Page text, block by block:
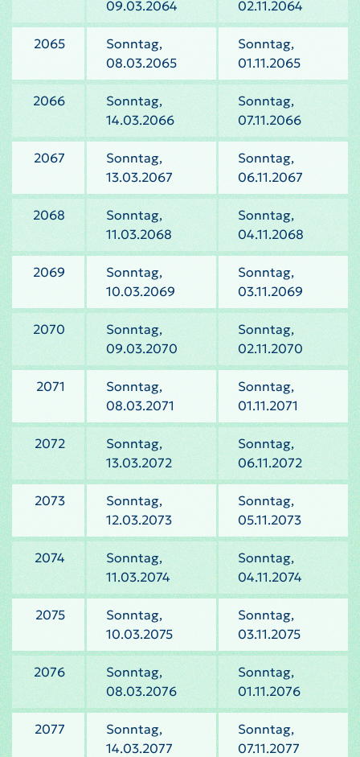
09.03.2064 02.11.2064
2065
Sonntag,
08.03.2065
Sonntag,
01.11.2065
2066
Sonntag,
14.03.2066
Sonntag,
07.11.2066
2067
Sonntag,
13.03.2067
Sonntag,
06.11.2067
2068
Sonntag,
11.03.2068
Sonntag,
04.11.2068
2069
Sonntag,
10.03.2069
Sonntag,
03.11.2069
2070
Sonntag,
09.03.2070
Sonntag,
02.11.2070
2071
Sonntag,
08.03.2071
Sonntag,
01.11.2071
2072
Sonntag,
13.03.2072
Sonntag,
06.11.2072
2073
Sonntag,
12.03.2073
Sonntag,
05.11.2073
2074
Sonntag,
11.03.2074
Sonntag,
04.11.2074
2075
Sonntag,
10.03.2075
Sonntag,
03.11.2075
2076
Sonntag,
08.03.2076
Sonntag,
01.11.2076
2077
Sonntag,
14.03.2077
Sonntag,
07.11.2077